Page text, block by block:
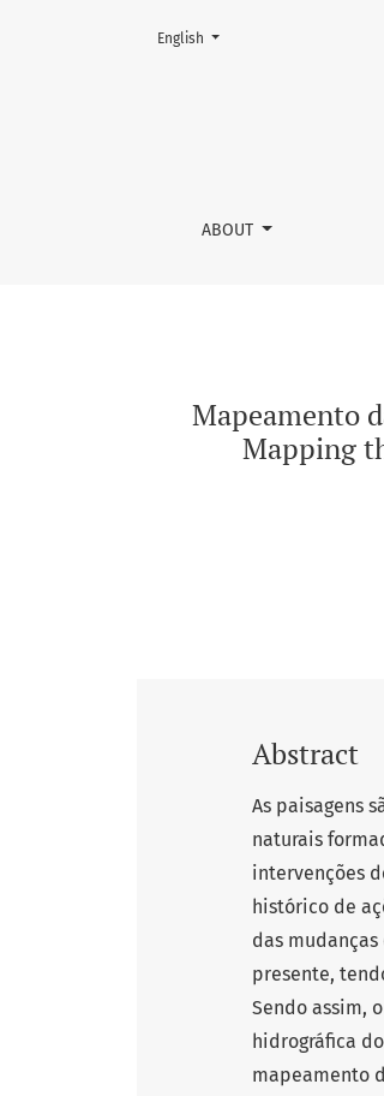
Mapeamento da Dinâmica
ABOUT
Change the language. The current
English
Mapeamento
Mapping
Abstract
As paisagens
naturais
intervenções
histórico de
das
presente,
Sendo assim,
hidrográfica
mapeamento